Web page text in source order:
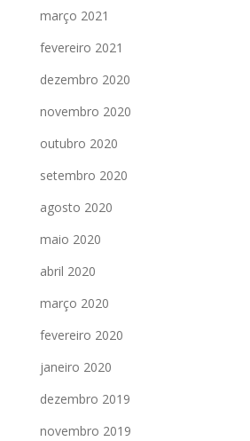
março 2021
fevereiro 2021
dezembro 2020
novembro 2020
outubro 2020
setembro 2020
agosto 2020
maio 2020
abril 2020
março 2020
fevereiro 2020
janeiro 2020
dezembro 2019
novembro 2019